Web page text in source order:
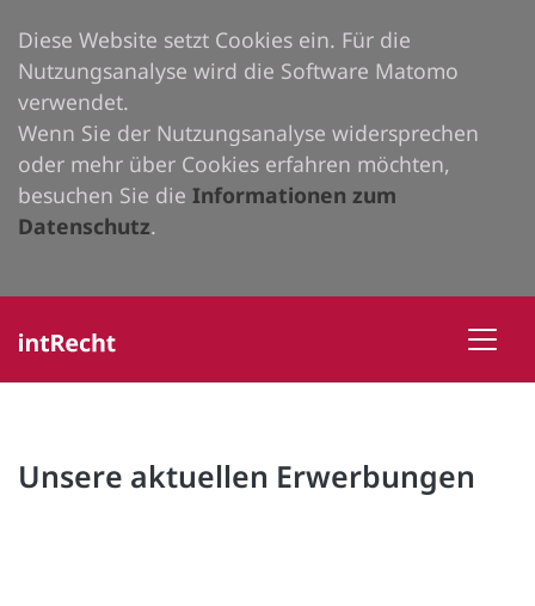
Diese Website setzt Cookies ein. Für die
Nutzungsanalyse wird die Software Matomo
verwendet.
Wenn Sie der Nutzungsanalyse widersprechen
oder mehr über Cookies erfahren möchten,
besuchen Sie die Informationen zum
Datenschutz.
Unsere aktuellen Erwerbungen